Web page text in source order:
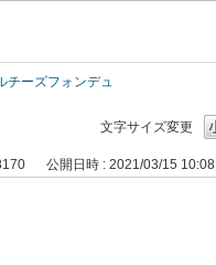
チーズフォンデュ
文字サイズ変更
公開日時 : 2021/03/15 10:08